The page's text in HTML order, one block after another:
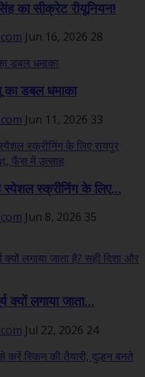
का सीक्रेट रीयूनियन!
Jun 16, 2026 28
डबल धमाका
Jun 11, 2026 33
स्पेशल स्क्रीनिंग के लिए...
Jun 8, 2026 35
क्यों लगाया जाता...
Jul 22, 2026 24